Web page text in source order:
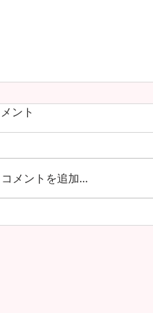
ント
コメントを追加…